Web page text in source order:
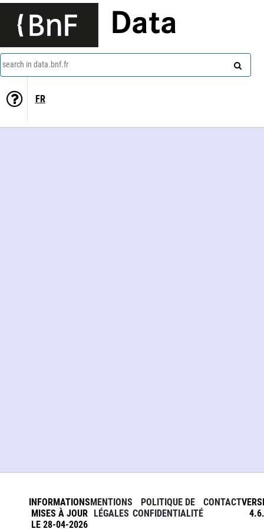
Data
search in data.bnf.fr
FR
INFORMATIONS
MISES À JOUR
LE 28-04-2026
MENTIONS
LÉGALES
POLITIQUE DE
CONFIDENTIALITÉ
CONTACT